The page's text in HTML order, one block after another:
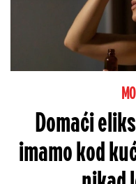
Domaći
imamo kod